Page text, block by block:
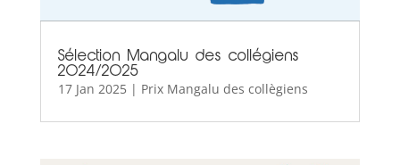
Sélection Mangalu des collégiens
2024/2025
17 Jan 2025| Prix Mangalu des collègiens